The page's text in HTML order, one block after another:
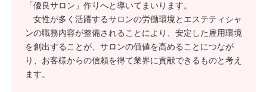
「優良サロン」作りへと導いてまいります。
女性が多く活躍するサロンの労働環境とエステティシャ
ンの職務内容が整備されることにより、安定した雇用環境
を創出することが、サロンの価値を高めることにつなが
り、お客様からの信頼を得て業界に貢献できるものと考え
ます。